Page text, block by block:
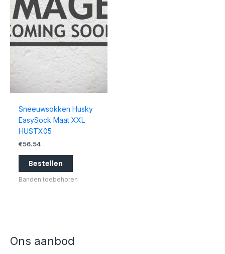
Ons aanbod
Sneeuwsokken Husky
EasySock Maat XXL
HUSTX05
€56.54
Bestellen
Banden toebehoren